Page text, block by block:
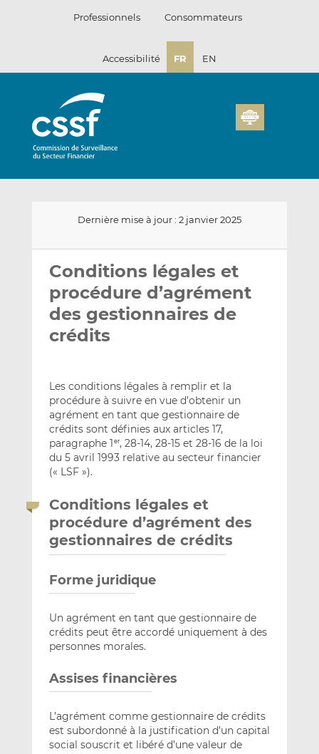
Professionnels Consommateurs
Accessibilité FR EN
Dernière mise à jour : 2 janvier 2025
par
email
sur
LinkedIn
sur
Facebook
Conditions légales et
procédure d’agrément
des gestionnaires de
crédits
Les conditions légales à remplir et la
procédure à suivre en vue d’obtenir un
agrément en tant que gestionnaire de
crédits sont définies aux articles 17,
paragraphe 1 er, 28-14, 28-15 et 28-16 de la loi
du 5 avril 1993 relative au secteur financier
(« LSF »).
Conditions légales et
procédure d’agrément des
gestionnaires de crédits
Forme juridique
Un agrément en tant que gestionnaire de
crédits peut être accordé uniquement à des
personnes morales.
Assises financières
L’agrément comme gestionnaire de crédits
est subordonné à la justification d’un capital
social souscrit et libéré d’une valeur de